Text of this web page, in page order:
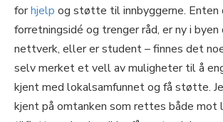
forhjelp og støtte til innbyggerne. Enten
forretningsidé og trenger råd, er ny i
nettverk, eller er student – finnes det
selv merket et vell av muligheter til å
kjent med lokalsamfunnet og få støtte.
kjent på omtanken som rettes både mot